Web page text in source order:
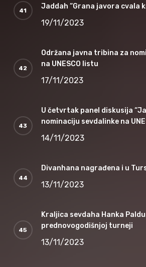
Jaddah “Grana javora cvala
19/11/2023
Održana javna tribina za
na UNESCO listu
17/11/2023
U četvrtak panel diskusija
nominaciju sevdalinke na
14/11/2023
Divanhana nagrađena i u
13/11/2023
Kraljica sevdaha Hanka
prednovogodišnjoj turneji
13/11/2023